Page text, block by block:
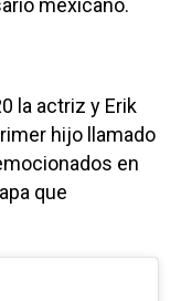
la actriz y Erik
hijo llamado
en
que